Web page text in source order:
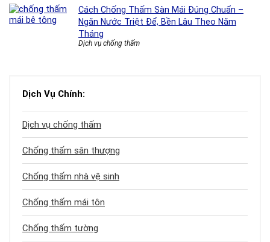
Cách Chống Thấm Sàn Mái Đúng Chuẩn –
Ngăn Nước Triệt Để, Bền Lâu Theo Năm
Tháng
Dịch vụ chống thấm
Dịch Vụ Chính:
Dịch vụ chống thấm
Chống thấm sân thượng
Chống thấm nhà vệ sinh
Chống thấm mái tôn
Chống thấm tường